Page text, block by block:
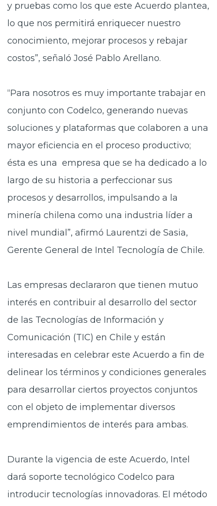
y pruebas como los que este Acuerdo plantea,
lo que nos permitirá enriquecer nuestro
conocimiento, mejorar procesos y rebajar
costos”, señaló José Pablo Arellano.
“Para nosotros es muy importante trabajar en
conjunto con Codelco, generando nuevas
soluciones y plataformas que colaboren a una
mayor eficiencia en el proceso productivo;
ésta es una empresa que se ha dedicado a lo
largo de su historia a perfeccionar sus
procesos y desarrollos, impulsando a la
minería chilena como una industria líder a
nivel mundial”, afirmó Laurentzi de Sasia,
Gerente General de Intel Tecnología de Chile.
Las empresas declararon que tienen mutuo
interés en contribuir al desarrollo del sector
de las Tecnologías de Información y
Comunicación (TIC) en Chile y están
interesadas en celebrar este Acuerdo a fin de
delinear los términos y condiciones generales
para desarrollar ciertos proyectos conjuntos
con el objeto de implementar diversos
emprendimientos de interés para ambas.
Durante la vigencia de este Acuerdo, Intel
dará soporte tecnológico Codelco para
introducir tecnologías innovadoras. El método